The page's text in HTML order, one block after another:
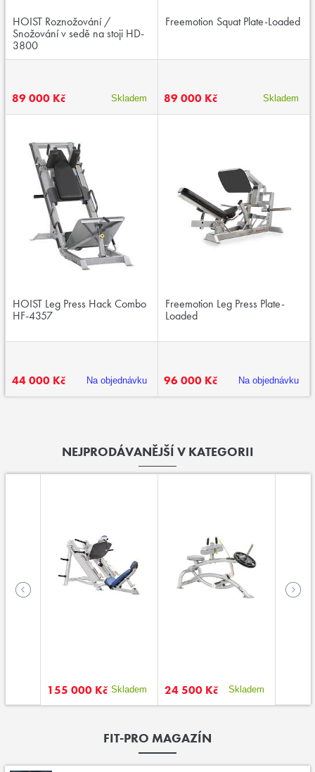
HOIST Roznožování /
Snožování v sedě na stoji HD-
3800
89 000 Kč Skladem
Freemotion Squat Plate-Loaded
89 000 Kč Skladem
HOIST Leg Press Hack Combo
HF-4357
44 000 Kč Na objednávku
Freemotion Leg Press Plate-
Loaded
96 000 Kč Na objednávku
NEJPRODÁVANĚJŠÍ V KATEGORII
155 000 Kč Skladem 24 500 Kč Skladem
FIT-PRO MAGAZÍN